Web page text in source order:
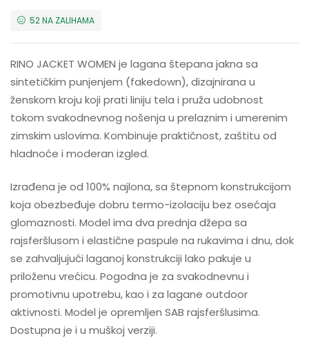
52 NA ZALIHAMA
RINO JACKET WOMEN je lagana štepana jakna sa
sintetičkim punjenjem (fakedown), dizajnirana u
ženskom kroju koji prati liniju tela i pruža udobnost
tokom svakodnevnog nošenja u prelaznim i umerenim
zimskim uslovima. Kombinuje praktičnost, zaštitu od
hladnoće i moderan izgled.
Izrađena je od 100% najlona, sa štepnom konstrukcijom
koja obezbeđuje dobru termo-izolaciju bez osećaja
glomaznosti. Model ima dva prednja džepa sa
rajsferšlusom i elastične paspule na rukavima i dnu, dok
se zahvaljujući laganoj konstrukciji lako pakuje u
priloženu vrećicu. Pogodna je za svakodnevnu i
promotivnu upotrebu, kao i za lagane outdoor
aktivnosti. Model je opremljen SAB rajsferšlusima.
Dostupna je i u muškoj verziji.